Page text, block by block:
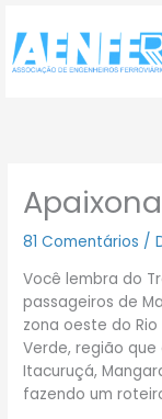
para
conteúdo
81 Comentários /
Você lembra do
passageiros de
zona oeste do
Verde, região
Itacuruçá,
fazendo um